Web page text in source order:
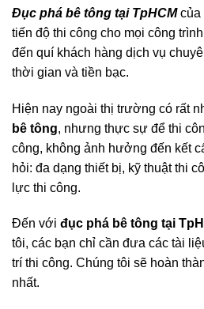
Đục phá bê tông tại TpHCMcủa
tiến độ thi công cho mọi công
đến quí khách hàng dịch vụ
thời gian và tiền bạc.
Hiện nay ngoài thị trường có rất
bê tông, nhưng thực sự để thi
công, không ảnh hưởng đến kết
hỏi: đa dạng thiết bị, kỹ thuật thi
lực thi công.
Đến với đục phá bê tông tại T
tôi, các bạn chỉ cần đưa các tài
trí thi công. Chúng tôi sẽ hoàn
nhất.